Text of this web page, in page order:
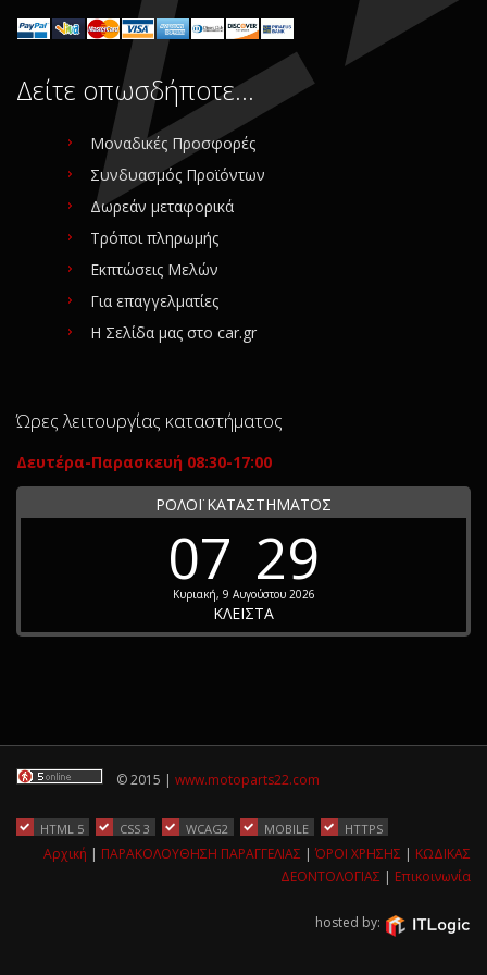
Δείτε οπωσδήποτε…
Μοναδικές Προσφορές
Συνδυασμός Προϊόντων
Δωρεάν μεταφορικά
Τρόποι πληρωμής
Εκπτώσεις Μελών
Για επαγγελματίες
Η Σελίδα μας στο car.gr
Ώρες λειτουργίας καταστήματος
Δευτέρα-Παρασκευή 08:30-17:00
ΡΟΛΟΪ ΚΑΤΑΣΤΗΜΑΤΟΣ
07 29
Κυριακή, 9 Αυγούστου 2026
ΚΛΕΙΣΤΑ
© 2015 | www.motoparts22.com
HTML 5 CSS 3 WCAG2 MOBILE HTTPS
Αρχική | ΠΑΡΑΚΟΛΟΥΘΗΣΗ ΠΑΡΑΓΓΕΛΙΑΣ |ΌΡΟΙ ΧΡΗΣΗΣ | ΚΩΔΙΚΑΣ
ΔΕΟΝΤΟΛΟΓΙΑΣ | Επικοινωνία
hosted by: